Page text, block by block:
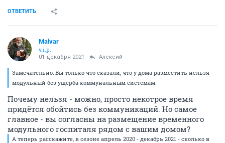
ОТВЕТИТЬ
Malvar
v.i.p.
01 декабря 2021 Алексий
Замечательно, Вы только что сказали, что у дома разместить нельзя
модульный без ущерба коммунальным системам.
Почему нельзя - можно, просто некотрое время
придётся обойтись без коммуникаций. Но самое
главное - вы согласны на размещение временного
модульного госпиталя рядом с вашим домом?
А теперь расскажите, в сезоне апрель 2020 - декабрь 2021 - сколько в